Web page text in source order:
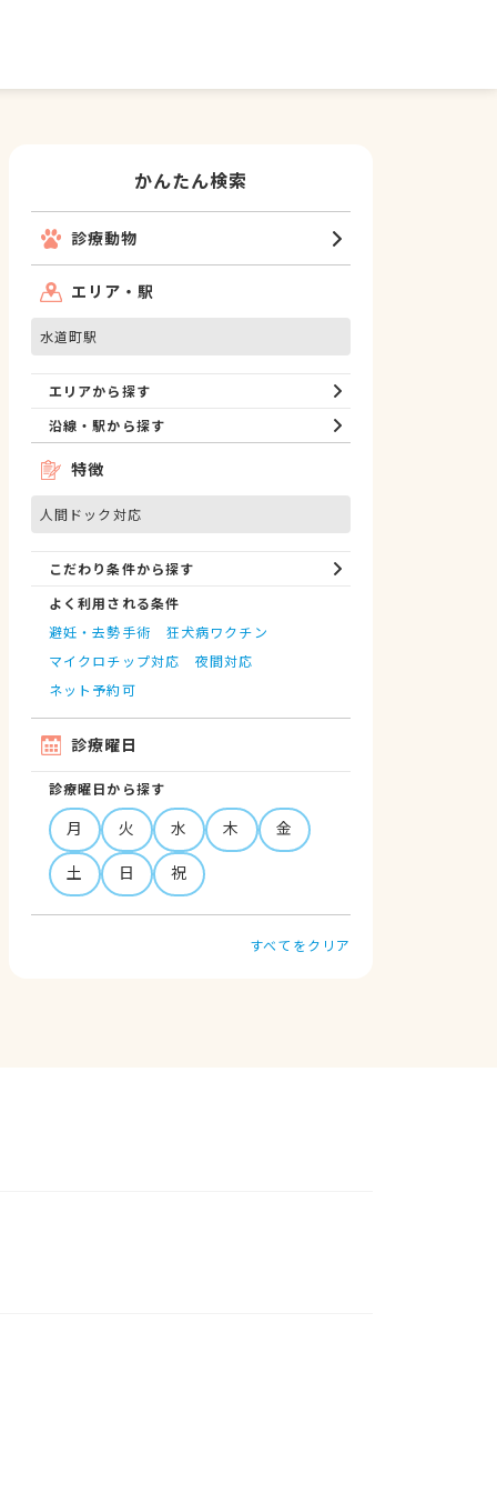
かんたん検索
診療動物
エリア・駅
水道町駅
エリアから探す
沿線・駅から探す
特徴
人間ドック対応
こだわり条件から探す
よく利用される条件
避妊・去勢手術
狂犬病ワクチン
マイクロチップ対応
夜間対応
ネット予約可
診療曜日
診療曜日から探す
月 火 水 木
金
土
日 祝
すべてをクリア